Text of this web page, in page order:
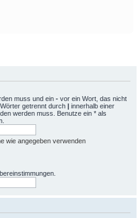
muss und ein- vor ein Wort, das nicht
getrennt durch| innerhalb einer
werden muss. Benutze ein * als
wie angegeben verwenden